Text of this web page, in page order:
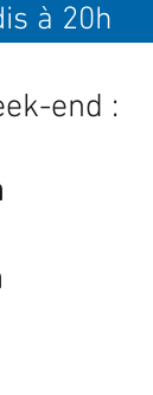
à 20h
end :